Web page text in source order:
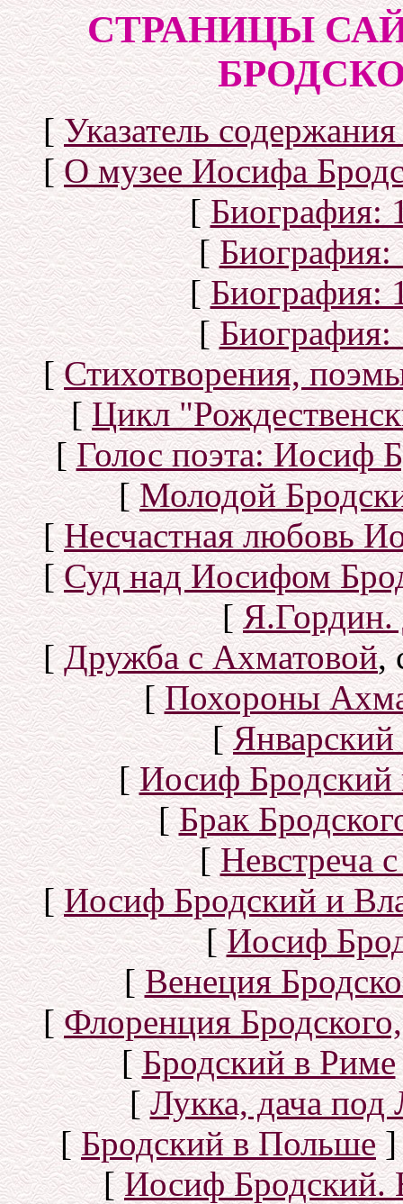
СТРАНИЦЫ
[Указатель
[О музее Иосифа
[Биография:
[Биография:
[Биография:
[Биография:
[Стихотворения,
[Цикл
[Голос поэта: Иосиф
[Молодой
[Несчастная любовь
[Суд над Иосифом
[Я.Гордин.
[Дружба с Ахматовой,
[Похороны
[Январский
[Иосиф Бродский
[Брак
[Невстреча
[Иосиф Бродский и
[Иосиф
[Венеция
[Флоренция
[Бродский в Риме
[Лукка, дача под
[Бродский в Польше]
[Иосиф Бродский.